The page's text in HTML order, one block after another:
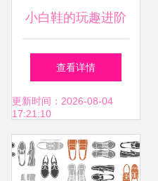
小白鞋的玩趣进阶
从经典单品到个性
表达的时髦鞋履
查看详情
更新时间：2026-08-04
17:21:10